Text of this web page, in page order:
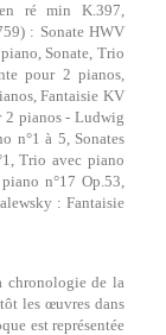
ré min K.397,
: Sonate HWV
Sonate, Trio
pour 2 pianos,
Fantaisie KV
2 pianos - Ludwig
n°1 à 5, Sonates
Trio avec piano
n°17 Op.53,
: Fantaisie
chronologie de la
les œuvres dans
est représentée